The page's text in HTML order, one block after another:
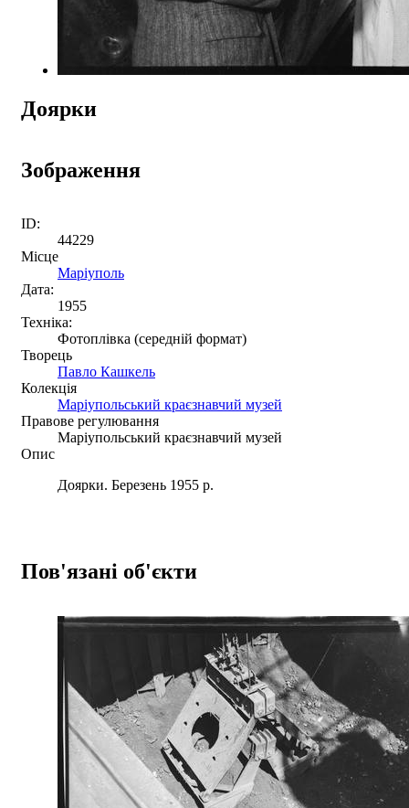
Доярки
Зображення
ID:
44229
Місце
Маріуполь
Дата:
1955
Техніка:
Фотоплівка (середній формат)
Творець
Павло Кашкель
Колекція
Маріупольський краєзнавчий музей
Правове регулювання
Маріупольський краєзнавчий музей
Опис
Доярки. Березень 1955 р.
Пов'язані об'єкти